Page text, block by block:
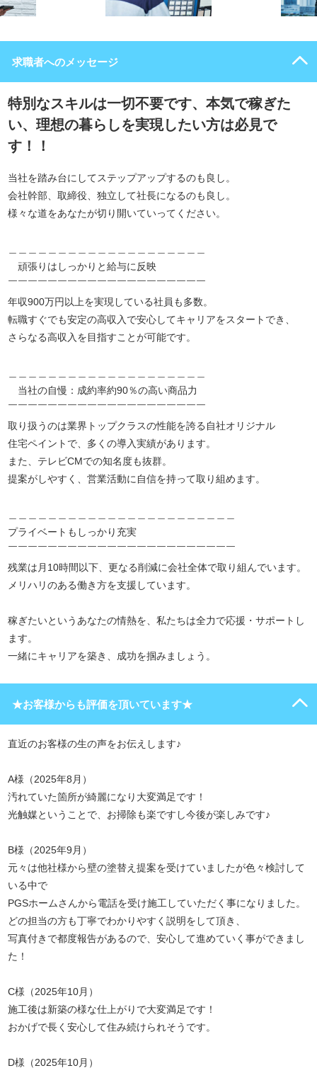
求職者へのメッセージ
特別なスキルは一切不要です、本気で稼ぎた
い、理想の暮らしを実現したい方は必見で
す！！
当社を踏み台にしてステップアップするのも良し。
会社幹部、取締役、独立して社長になるのも良し。
様々な道をあなたが切り開いていってください。
頑張りはしっかりと給与に反映
￣￣￣￣￣￣￣￣￣￣￣￣￣￣￣￣￣￣￣￣
年収900万円以上を実現している社員も多数。
転職すぐでも安定の高収入で安心してキャリアをスタートでき、
さらなる高収入を目指すことが可能です。
当社の自慢：成約率約90％の高い商品力
￣￣￣￣￣￣￣￣￣￣￣￣￣￣￣￣￣￣￣￣
取り扱うのは業界トップクラスの性能を誇る自社オリジナル
住宅ペイントで、多くの導入実績があります。
また、テレビCMでの知名度も抜群。
提案がしやすく、営業活動に自信を持って取り組めます。
プライベートもしっかり充実
￣￣￣￣￣￣￣￣￣￣￣￣￣￣￣￣￣￣￣￣￣￣￣
残業は月10時間以下、更なる削減に会社全体で取り組んでいます。
メリハリのある働き方を支援しています。
稼ぎたいというあなたの情熱を、私たちは全力で応援・サポートし
ます。
一緒にキャリアを築き、成功を掴みましょう。
★お客様からも評価を頂いています★
直近のお客様の生の声をお伝えします♪
A様（2025年8月）
汚れていた箇所が綺麗になり大変満足です！
光触媒ということで、お掃除も楽ですし今後が楽しみです♪
B様（2025年9月）
元々は他社様から壁の塗替え提案を受けていましたが色々検討して
いる中で
PGSホームさんから電話を受け施工していただく事になりました。
どの担当の方も丁寧でわかりやすく説明をして頂き、
写真付きで都度報告があるので、安心して進めていく事ができまし
た！
C様（2025年10月）
施工後は新築の様な仕上がりで大変満足です！
おかげで長く安心して住み続けられそうです。
D様（2025年10月）